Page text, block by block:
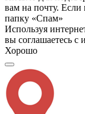
вам на почту. Если
папку «Спам»
Используя
вы соглашаетесь с
Хорошо